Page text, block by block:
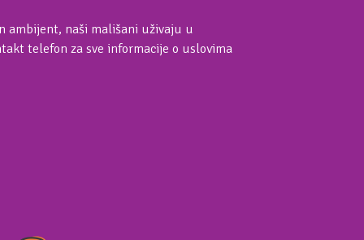
ambijent, naši mališani uživaju u
telefon za sve informacije o uslovima